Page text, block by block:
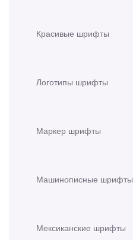
Красивые шрифты
Логотипы шрифты
Маркер шрифты
Машинописные шрифты
Мексиканские шрифты